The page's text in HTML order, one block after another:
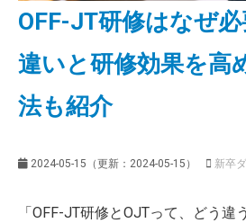
OFF-JT研修はなぜ
違いと研修効果を高
法も紹介
2024-05-15 （更新： 2024-05-15 ） 新卒
「OFF-JT研修とOJTって、どう違